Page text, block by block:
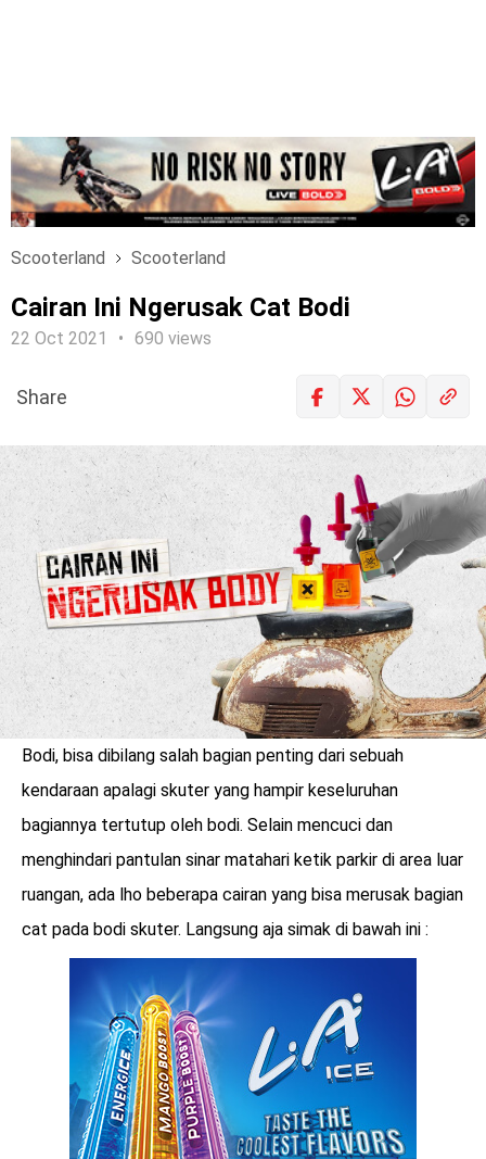
Scooterland Scooterland
Cairan Ini Ngerusak Cat Bodi
22 Oct 2021 690 views
benefit
menarik
LOGIN
Share
Bodi, bisa dibilang salah bagian penting dari sebuah
kendaraan apalagi skuter yang hampir keseluruhan
bagiannya tertutup oleh bodi. Selain mencuci dan
menghindari pantulan sinar matahari ketik parkir di area luar
ruangan, ada lho beberapa cairan yang bisa merusak bagian
cat pada bodi skuter. Langsung aja simak di bawah ini :